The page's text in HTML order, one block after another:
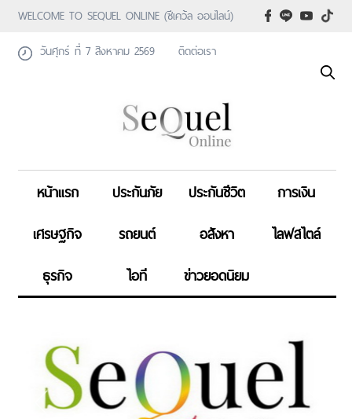
WELCOME TO SEQUEL ONLINE (ซีเคว้ล ออนไลน์)
วันศุกร์ ที่ 7 สิงหาคม 2569
ติดต่อเรา
หน้าแรก ประกันภัย ประกันชีวิต
การเงิน
เศรษฐกิจ
รถยนต์ อสังหา
ไลฟสไตล์
ธุรกิจ
ไอที ข่าวยอดนิยม